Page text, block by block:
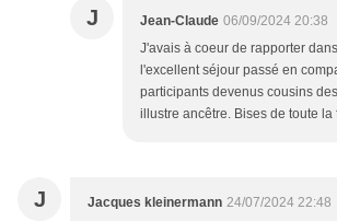
J Jean-Claude 06/09/2024 20:38
J'avais à coeur de rapporter
l'excellent séjour passé en
participants devenus cousins
illustre ancêtre. Bises de toute la
J Jacques kleinermann 24/07/2024 22:48